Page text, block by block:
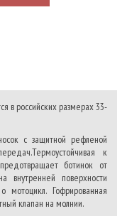
в российских размерах 33-
с защитной рефленой
к
ботинок от
внутренней поверхности
Гофрированная
клапан на молнии.